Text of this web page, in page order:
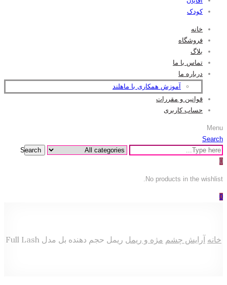
کودک
خانه
فروشگاه
بلاگ
تماس با ما
درباره ما
آموزش همکاری با ماهلند
قوانین و مقررات
حساب کاربری
Menu
Search
Search
0
No products in the wishlist.
0
خانه آرایش چشم مژه و ریمل ریمل حجم دهنده بل مدل Full Lash